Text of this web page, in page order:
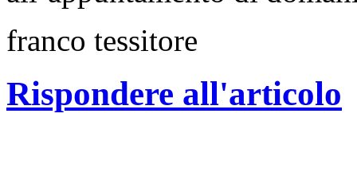
franco tessitore
Rispondere all'articolo